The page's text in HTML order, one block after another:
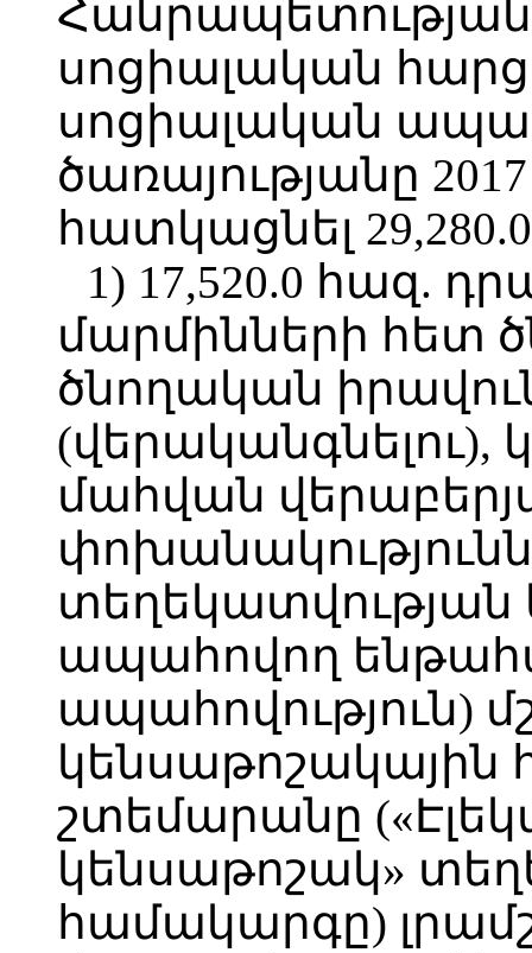
սոցիալական
սոցիալական
ծառայությանը
հատկացնել
1) 17,520.0 հազ.
մարմինների հետ
ծնողական
(վերականգնելու),
մահվան
տեղեկատվության
ապահովող
ապահովություն)
կենսաթոշակային
շտեմարանը
կենսաթոշակ»
համակարգը)